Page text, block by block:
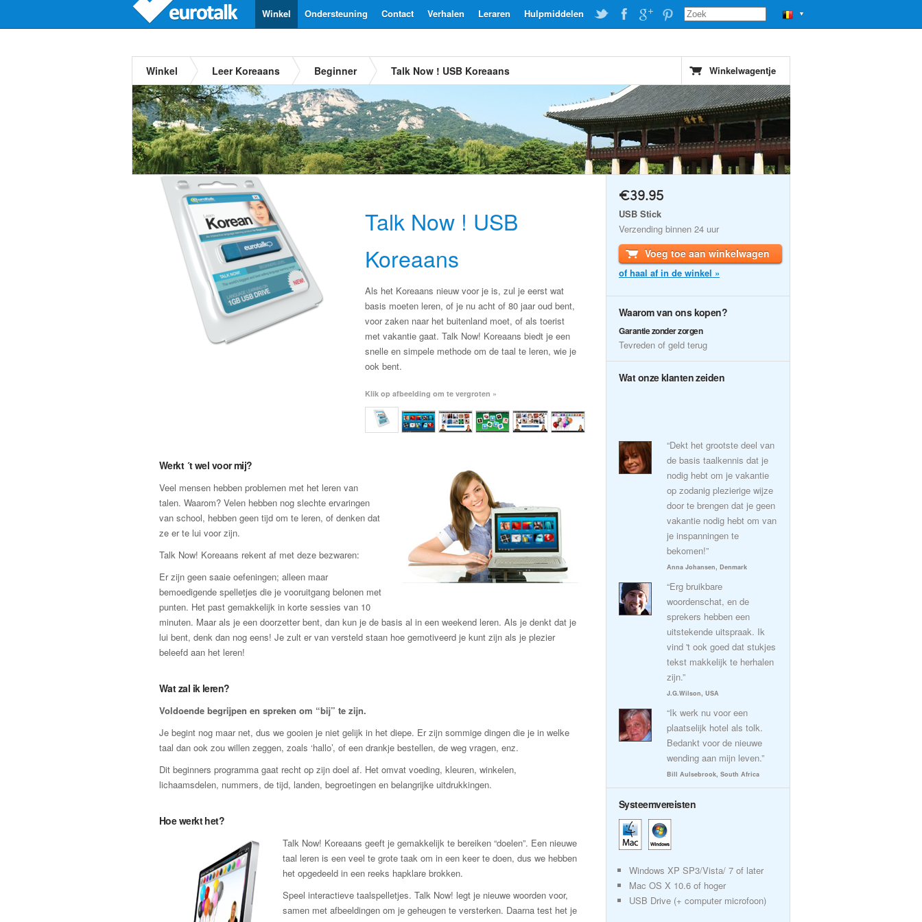
▼
Hulpmiddelen
Leraren
Verhalen
Contact
Ondersteuning
Winkel
Winkel Leer Koreaans Beginner Talk Now ! USB Koreaans Winkelwagentje
Talk Now ! USB
Koreaans
Als het Koreaans nieuw voor je is, zul je eerst wat
basis moeten leren, of je nu acht of 80 jaar oud bent,
voor zaken naar het buitenland moet, of als toerist
met vakantie gaat. Talk Now! Koreaans biedt je een
snelle en simpele methode om de taal te leren, wie je
ook bent.
Klik op afbeelding om te vergroten »
Werkt ´t wel voor mij?
Veel mensen hebben problemen met het leren van
talen. Waarom? Velen hebben nog slechte ervaringen
van school, hebben geen tijd om te leren, of denken dat
ze er te lui voor zijn.
Talk Now! Koreaans rekent af met deze bezwaren:
Er zijn geen saaie oefeningen; alleen maar
bemoedigende spelletjes die je vooruitgang belonen met
punten. Het past gemakkelijk in korte sessies van 10
minuten. Maar als je een doorzetter bent, dan kun je de basis al in een weekend leren. Als je denkt dat je
lui bent, denk dan nog eens! Je zult er van versteld staan hoe gemotiveerd je kunt zijn als je plezier
beleefd aan het leren!
Wat zal ik leren?
Voldoende begrijpen en spreken om “bij” te zijn.
Je begint nog maar net, dus we gooien je niet gelijk in het diepe. Er zijn sommige dingen die je in welke
taal dan ook zou willen zeggen, zoals ‘hallo’, of een drankje bestellen, de weg vragen, enz.
Dit beginners programma gaat recht op zijn doel af. Het omvat voeding, kleuren, winkelen,
lichaamsdelen, nummers, de tijd, landen, begroetingen en belangrijke uitdrukkingen.
Hoe werkt het?
Talk Now! Koreaans geeft je gemakkelijk te bereiken “doelen”. Een nieuwe
taal leren is een veel te grote taak om in een keer te doen, dus we hebben
het opgedeeld in een reeks hapklare brokken.
Speel interactieve taalspelletjes. Talk Now! legt je nieuwe woorden voor,
samen met afbeeldingen om je geheugen te versterken. Daarna test het je
€39.95
USB Stick
Verzending binnen 24 uur
Voeg toe aan winkelwagen
of haal af in de winkel »
Waarom van ons kopen?
Garantie zonder zorgen
Tevreden of geld terug
Wat onze klanten zeiden
“Dekt het grootste deel van
de basis taalkennis dat je
nodig hebt om je vakantie
op zodanig plezierige wijze
door te brengen dat je geen
vakantie nodig hebt om van
je inspanningen te
bekomen!”
Anna Johansen, Denmark
“Erg bruikbare
woordenschat, en de
sprekers hebben een
uitstekende uitspraak. Ik
vind 't ook goed dat stukjes
tekst makkelijk te herhalen
zijn.”
J.G.Wilson, USA
“Ik werk nu voor een
plaatselijk hotel als tolk.
Bedankt voor de nieuwe
wending aan mijn leven.”
Bill Aulsebrook, South Africa
Systeemvereisten
Windows XP SP3/Vista/ 7 of later
Mac OS X 10.6 of hoger
USB Drive (+ computer microfoon)